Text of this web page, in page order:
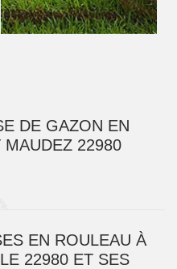
DE GAZON EN
MAUDEZ 22980
EN ROULEAU À
22980 ET SES